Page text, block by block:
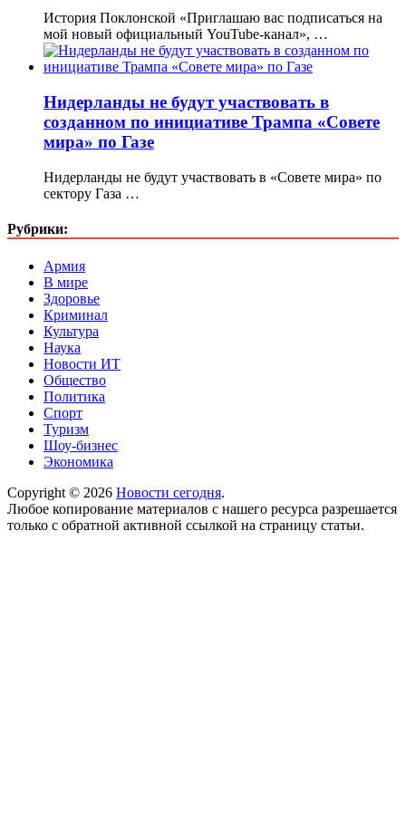
История Поклонской «Приглашаю вас подписаться на
мой новый официальный YouTube-канал», …
Нидерланды не будут участвовать в
созданном по инициативе Трампа «Совете
мира» по Газе
Нидерланды не будут участвовать в «Совете мира» по
сектору Газа …
Рубрики:
Армия
В мире
Здоровье
Криминал
Культура
Наука
Новости ИТ
Общество
Политика
Спорт
Туризм
Шоу-бизнес
Экономика
Copyright © 2026 Новости сегодня.
Любое копирование материалов с нашего ресурса разрешается
только с обратной активной ссылкой на страницу статьи.